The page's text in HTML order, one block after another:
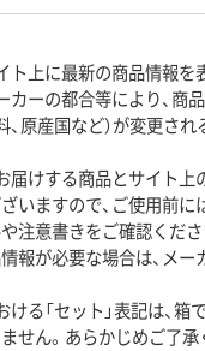
ト上に最新の商品情報を
ーの都合等により、商品
、原産国など）が変更さ
届けする商品とサイト
いますので、ご使用前に
注意書きをご確認くださ
報が必要な場合は、メ
ける「セット」表記は、
せん。あらかじめご了承